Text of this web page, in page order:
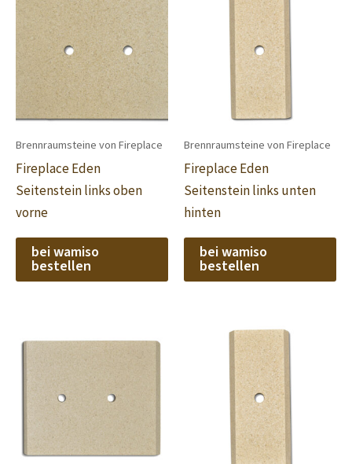
Brennraumsteine von Fireplace
Fireplace Eden
Seitenstein links oben
vorne
bei wamiso
bestellen
Brennraumsteine von Fireplace
Fireplace Eden
Seitenstein links unten
hinten
bei wamiso
bestellen